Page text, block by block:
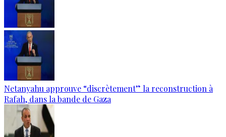
Netanyahu approuve “discrètement” la reconstruction à
Rafah, dans la bande de Gaza